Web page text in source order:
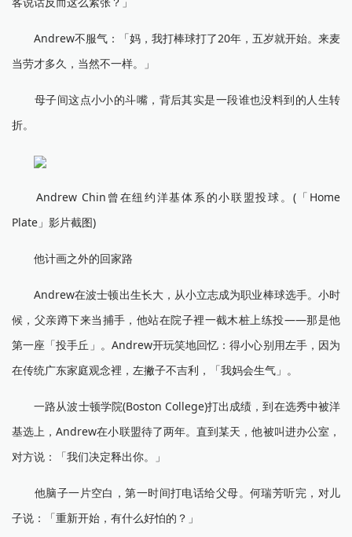
Andrew不服气：「妈，我打棒球打了20年，五岁就开始。来麦
当劳才多久，当然不一样。」
母子间这点小小的斗嘴，背后其实是一段谁也没料到的人生转
折。
Andrew Chin曾在纽约洋基体系的小联盟投球。(「Home
Plate」影片截图)
他计画之外的回家路
Andrew在波士顿出生长大，从小立志成为职业棒球选手。小时
候，父亲蹲下来当捕手，他站在院子裡一截木桩上练投——那是他
第一座「投手丘」。Andrew开玩笑地回忆：得小心别用左手，因为
在传统广东家庭观念裡，左撇子不吉利，「我妈会生气」。
一路从波士顿学院(Boston College)打出成绩，到在选秀中被洋
基选上，Andrew在小联盟待了两年。直到某天，他被叫进办公室，
对方说：「我们决定释出你。」
他脑子一片空白，第一时间打电话给父母。何瑞芳听完，对儿
子说：「重新开始，有什么好怕的？」